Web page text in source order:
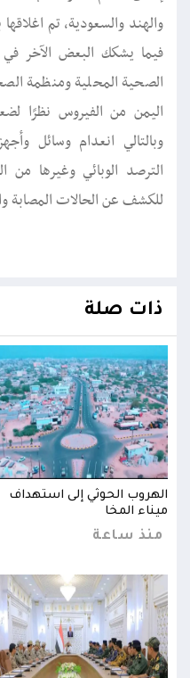
والهند والسعودية، تم
فيما يشكك البعض الآخر في
الصحية المحلية ومنظمة
اليمن من الفيروس نظرًا
وبالتالي انعدام وسائل
الترصد الوبائي وغيرها من
للكشف عن الحالات المصابة
ذات صلة
الهروب الحوثي إلى استهداف
ميناء المخا
منذ ساعة